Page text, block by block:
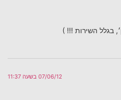
בגלל השירות !!! )
07/06/12 בשעה 11:37